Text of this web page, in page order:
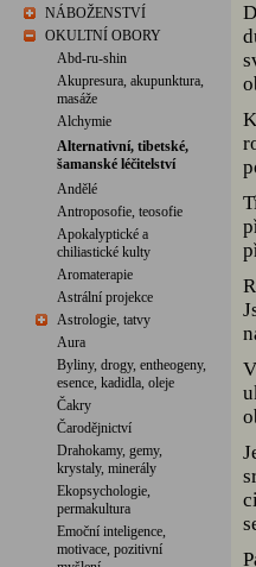
NÁBOŽENSTVÍ
OKULTNÍ OBORY
Abd-ru-shin
Akupresura, akupunktura,
masáže
Alchymie
Alternativní, tibetské,
šamanské léčitelství
Andělé
Antroposofie, teosofie
Apokalyptické a
chiliastické kulty
Aromaterapie
Astrální projekce
Astrologie, tatvy
Aura
Byliny, drogy, entheogeny,
esence, kadidla, oleje
Čakry
Čarodějnictví
Drahokamy, gemy,
krystaly, minerály
Ekopsychologie,
permakultura
Emoční inteligence,
motivace, pozitivní